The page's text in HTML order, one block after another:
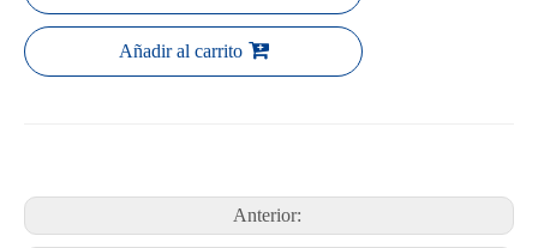
Añadir al carrito
Anterior: